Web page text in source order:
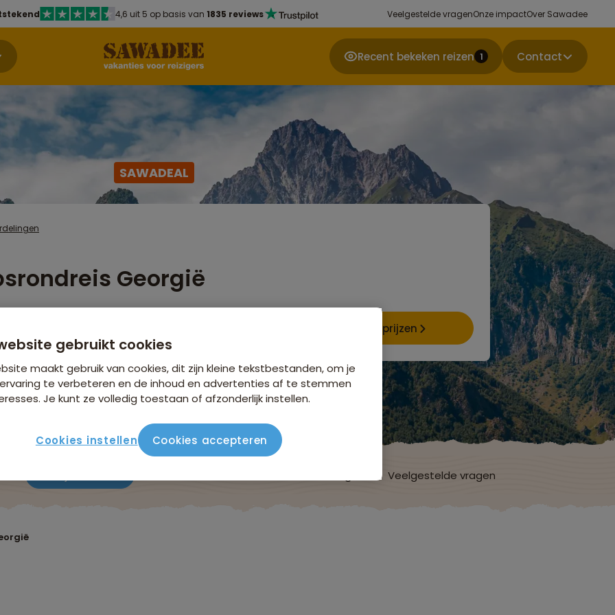
4,6 uit 5 op basis van 1835 reviews Veelgestelde vragenOnze impactOver Sawadee
Recent bekeken reizen 1 Contact
SAWADEAL
Georgië
€26,25 p.p. op basis van 2 personen
Data & prijzen
Veelgestelde vragen
gebruikt cookies
maakt gebruik van cookies, dit zijn kleine tekstbestanden, om je
te verbeteren en de inhoud en advertenties af te stemmen
Je kunt ze volledig toestaan of afzonderlijk instellen.
Cookies instellen Cookies accepteren